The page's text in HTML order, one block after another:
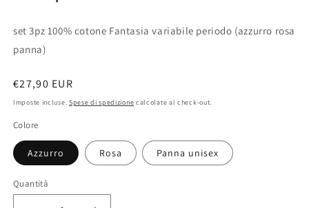
set 3pz 100% cotone Fantasia variabile periodo (azzurro rosa
panna)
Prezzo
di
€27,90 EUR
Imposte incluse. Spese di spedizione calcolate al check-out.
Colore
Azzurro Rosa Panna unisex
Quantità